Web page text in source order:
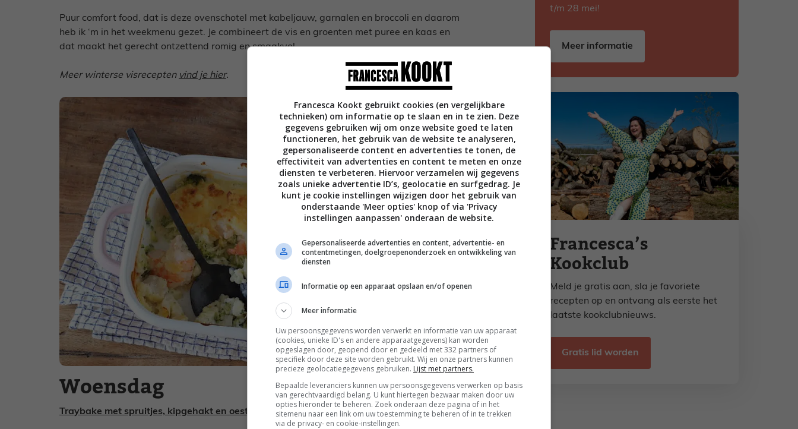
Puur comfort food, dat is deze ovenschotel met kabeljauw, garnalen en broccoli en daarom
heb ik ‘m in het weekmenu gezet. Je combineert de vis en groenten met puree en kaas en
dat maakt het gerecht ontzettend romig en smaakvol.
Meer winterse visrecepten vind je hier.
Woensdag
Traybake met spruitjes, kipgehakt en oestersaus
t/m 28 mei!
Meer informatie
Francesca’s
Kookclub
Meld je gratis aan, sla je favoriete
recepten op en ontvang als eerste het
laatste kookclubnieuws.
Gratis lid worden
Francesca Kookt gebruikt cookies (en vergelijkbare
technieken) om informatie op te slaan en in te zien. Deze
gegevens gebruiken wij om onze website goed te laten
functioneren, het gebruik van de website te analyseren,
gepersonaliseerde content en advertenties te tonen, de
effectiviteit van advertenties en content te meten en onze
diensten te verbeteren. Hiervoor verzamelen wij gegevens
zoals unieke advertentie ID’s, geolocatie en surfgedrag. Je
kunt je cookie instellingen wijzigen door het gebruik van
onderstaande 'Meer opties' knop of via 'Privacy
instellingen aanpassen' onderaan de website.
Gepersonaliseerde advertenties en content, advertentie- en
contentmetingen, doelgroepenonderzoek en ontwikkeling van
diensten
Informatie op een apparaat opslaan en/of openen
Meer informatie
Uw persoonsgegevens worden verwerkt en informatie van uw apparaat
(cookies, unieke ID's en andere apparaatgegevens) kan worden
opgeslagen door, geopend door en gedeeld met 332 partners of
specifiek door deze site worden gebruikt. Wij en onze partners kunnen
precieze geolocatiegegevens gebruiken. Lijst met partners.
Bepaalde leveranciers kunnen uw persoonsgegevens verwerken op basis
van gerechtvaardigd belang. U kunt hiertegen bezwaar maken door uw
opties hieronder te beheren. Zoek onderaan deze pagina of in het
sitemenu naar een link om uw toestemming te beheren of in te trekken
via de privacy- en cookie-instellingen.